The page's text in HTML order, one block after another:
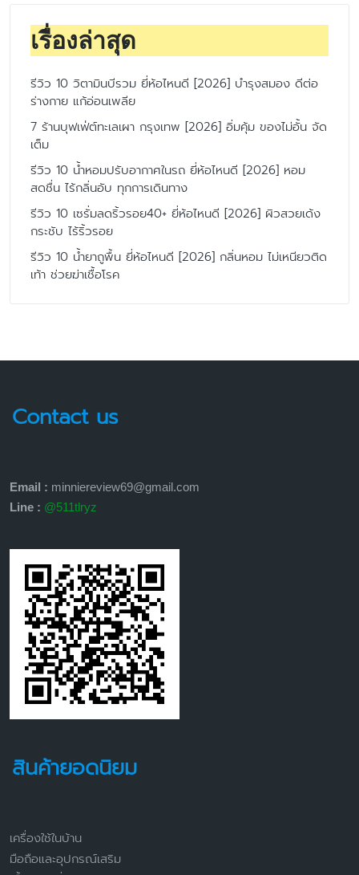
เรื่องล่าสุด
รีวิว 10 วิตามินบีรวม ยี่ห้อไหนดี [2026] บำรุงสมอง ดีต่อ
ร่างกาย แก้อ่อนเพลีย
7 ร้านบุฟเฟ่ต์ทะเลเผา กรุงเทพ [2026] อิ่มคุ้ม ของไม่อั้น จัด
เต็ม
รีวิว 10 น้ำหอมปรับอากาศในรถ ยี่ห้อไหนดี [2026] หอม
สดชื่น ไร้กลิ่นอับ ทุกการเดินทาง
รีวิว 10 เซรั่มลดริ้วรอย40+ ยี่ห้อไหนดี [2026] ผิวสวยเด้ง
กระชับ ไร้ริ้วรอย
รีวิว 10 น้ำยาถูพื้น ยี่ห้อไหนดี [2026] กลิ่นหอม ไม่เหนียวติด
เท้า ช่วยฆ่าเชื้อโรค
Contact us
Email : minniereview69@gmail.com
Line : @511tlryz
สินค้ายอดนิยม
เครื่องใช้ในบ้าน
มือถือและอุปกรณ์เสริม